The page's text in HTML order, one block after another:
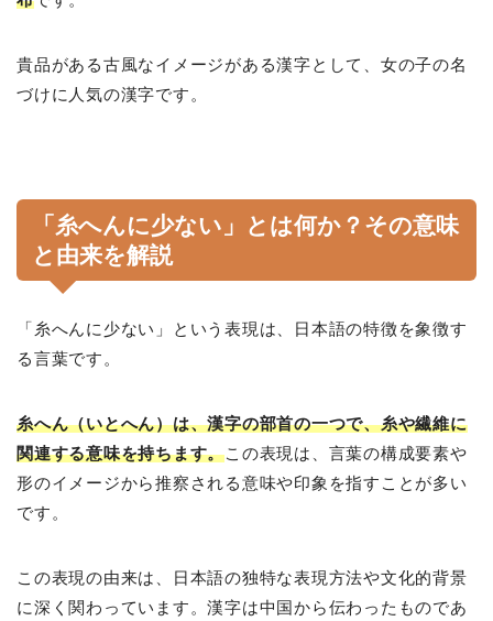
貴品がある古風なイメージがある漢字として、女の子の名
づけに人気の漢字です。
「糸へんに少ない」とは何か？その意味
と由来を解説
「糸へんに少ない」という表現は、日本語の特徴を象徴す
る言葉です。
糸へん（いとへん）は、漢字の部首の一つで、糸や繊維に
関連する意味を持ちます。この表現は、言葉の構成要素や
形のイメージから推察される意味や印象を指すことが多い
です。
この表現の由来は、日本語の独特な表現方法や文化的背景
に深く関わっています。漢字は中国から伝わったものであ